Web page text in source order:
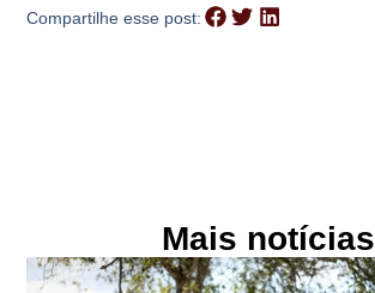
Compartilhe esse post:
Mais notícias